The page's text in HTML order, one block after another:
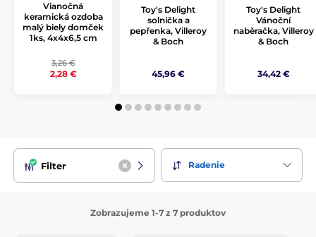
Vianočná
keramická ozdoba
malý biely domček
1ks, 4x4x6,5 cm
3,26 €
2,28 €
Toy's Delight
solnička a
pepřenka, Villeroy
& Boch
45,96 €
Toy's Delight
Vánoční
naběračka, Villeroy
& Boch
34,42 €
Filter Radenie
Zobrazujeme 1-7 z 7 produktov